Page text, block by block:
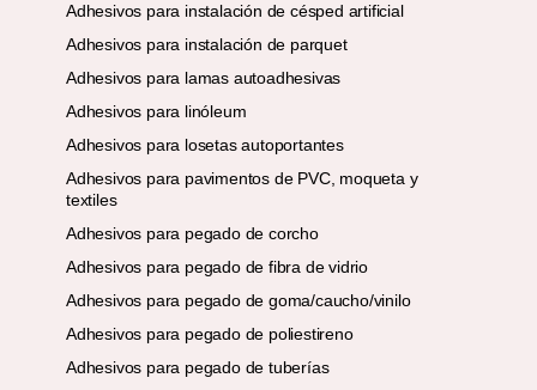
Adhesivos para instalación de césped artificial
Adhesivos para instalación de parquet
Adhesivos para lamas autoadhesivas
Adhesivos para linóleum
Adhesivos para losetas autoportantes
Adhesivos para pavimentos de PVC, moqueta y
textiles
Adhesivos para pegado de corcho
Adhesivos para pegado de fibra de vidrio
Adhesivos para pegado de goma/caucho/vinilo
Adhesivos para pegado de poliestireno
Adhesivos para pegado de tuberías